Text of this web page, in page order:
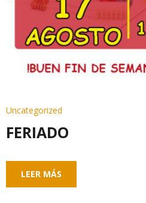
Uncategorized
FERIADO
LEER MÁS